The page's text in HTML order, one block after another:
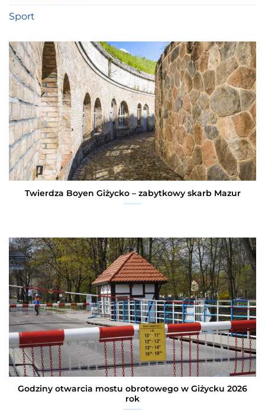
Sport
Twierdza Boyen Giżycko – zabytkowy skarb Mazur
Godziny otwarcia mostu obrotowego w Giżycku 2026
rok